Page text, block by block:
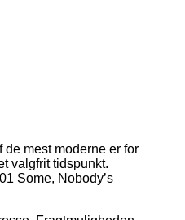
mest moderne er for
valgfrit tidspunkt.
Some, Nobody’s